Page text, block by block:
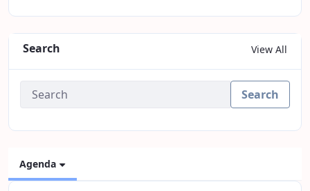
Search View All
Search
Agenda